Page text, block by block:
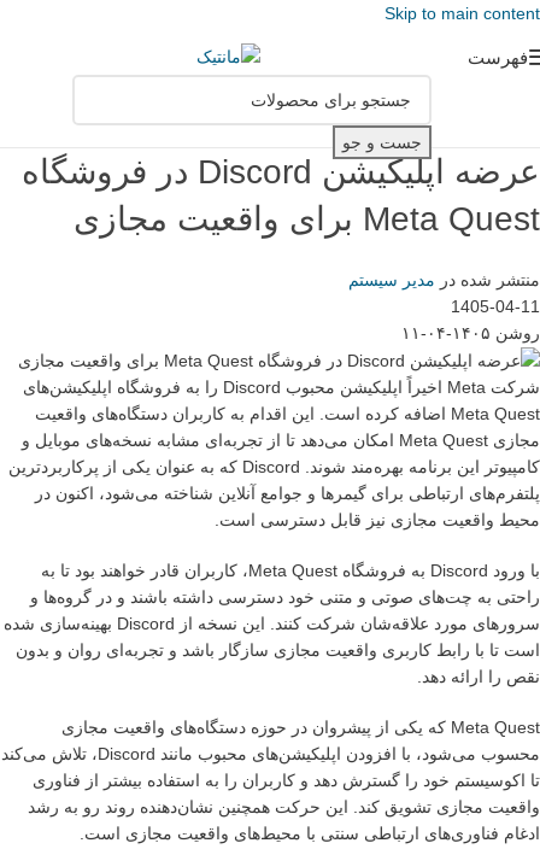
Skip to main content
فهرست
جست و جو
عرضه اپلیکیشن Discord در فروشگاه
Meta Quest برای واقعیت مجازی
منتشر شده در مدیر سیستم
1405-04-11
روشن ۱۴۰۵-۰۴-۱۱
شرکت Meta اخیراً اپلیکیشن محبوب Discord را به فروشگاه اپلیکیشن‌های
Meta Quest اضافه کرده است. این اقدام به کاربران دستگاه‌های واقعیت
مجازی Meta Quest امکان می‌دهد تا از تجربه‌ای مشابه نسخه‌های موبایل و
کامپیوتر این برنامه بهره‌مند شوند. Discord که به عنوان یکی از پرکاربردترین
پلتفرم‌های ارتباطی برای گیمرها و جوامع آنلاین شناخته می‌شود، اکنون در
محیط واقعیت مجازی نیز قابل دسترسی است.
با ورود Discord به فروشگاه Meta Quest، کاربران قادر خواهند بود تا به
راحتی به چت‌های صوتی و متنی خود دسترسی داشته باشند و در گروه‌ها و
سرورهای مورد علاقه‌شان شرکت کنند. این نسخه از Discord بهینه‌سازی شده
است تا با رابط کاربری واقعیت مجازی سازگار باشد و تجربه‌ای روان و بدون
نقص را ارائه دهد.
Meta Quest که یکی از پیشروان در حوزه دستگاه‌های واقعیت مجازی
محسوب می‌شود، با افزودن اپلیکیشن‌های محبوب مانند Discord، تلاش می‌کند
تا اکوسیستم خود را گسترش دهد و کاربران را به استفاده بیشتر از فناوری
واقعیت مجازی تشویق کند. این حرکت همچنین نشان‌دهنده روند رو به رشد
ادغام فناوری‌های ارتباطی سنتی با محیط‌های واقعیت مجازی است.